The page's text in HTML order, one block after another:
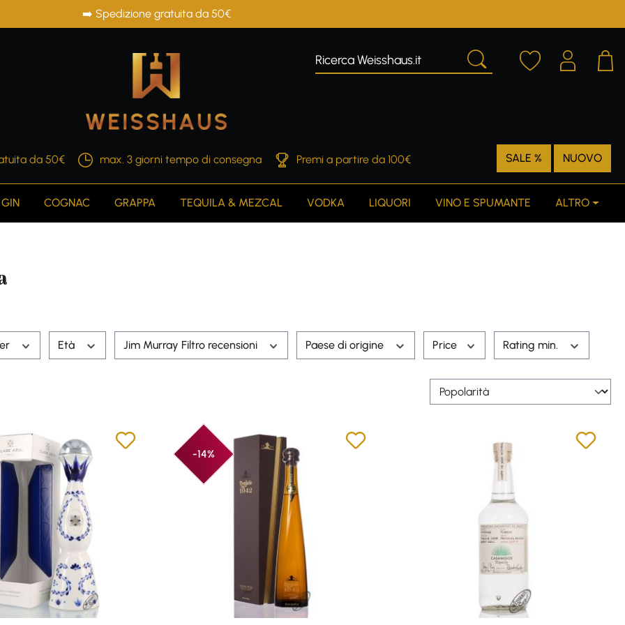
➡️ Spedizione gratuita da 50€
da 50€ max. 3 giorni tempo di consegna Premi a partire da 100€ SALE % NUOVO
GIN COGNAC GRAPPA TEQUILA & MEZCAL VODKA LIQUORI VINO E SPUMANTE ALTRO
Età Jim Murray Filtro recensioni Paese di origine Price Rating min.
-14%